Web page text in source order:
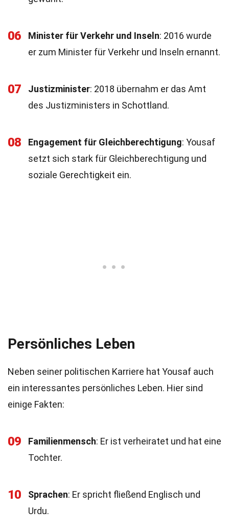
06 Minister für Verkehr und Inseln: 2016 wurde
er zum Minister für Verkehr und Inseln ernannt.
07 Justizminister: 2018 übernahm er das Amt
des Justizministers in Schottland.
08 Engagement für Gleichberechtigung: Yousaf
setzt sich stark für Gleichberechtigung und
soziale Gerechtigkeit ein.
Persönliches Leben
Neben seiner politischen Karriere hat Yousaf auch
ein interessantes persönliches Leben. Hier sind
einige Fakten:
09 Familienmensch: Er ist verheiratet und hat eine
Tochter.
10 Sprachen: Er spricht fließend Englisch und
Urdu.